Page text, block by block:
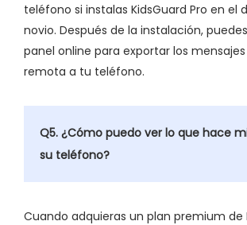
teléfono si instalas KidsGuard Pro en el
novio. Después de la instalación,
panel online para exportar los
remota a tu teléfono.
Q5. ¿Cómo puedo ver lo que hace
su teléfono?
Cuando adquieras un plan premium de